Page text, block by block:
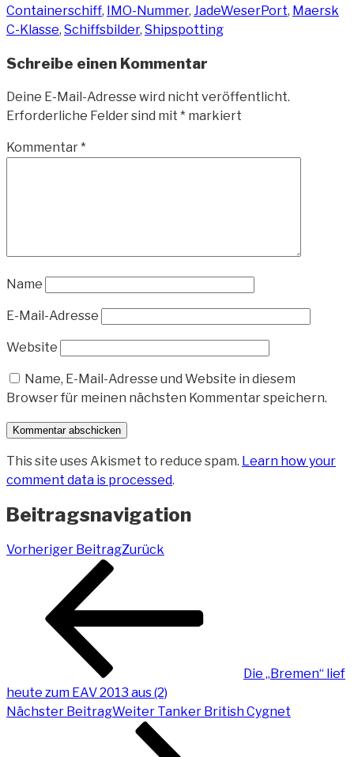
Containerschiff, IMO-Nummer, JadeWeserPort, Maersk
C-Klasse, Schiffsbilder, Shipspotting
Schreibe einen Kommentar
Deine E-Mail-Adresse wird nicht veröffentlicht.
Erforderliche Felder sind mit * markiert
Kommentar*
Name
E-Mail-Adresse
Website
Name, E-Mail-Adresse und Website in diesem
Browser für meinen nächsten Kommentar speichern.
This site uses Akismet to reduce spam. Learn how your
comment data is processed.
Beitragsnavigation
Vorheriger BeitragZurück
Die „Bremen“ lief
heute zum EAV 2013 aus (2)
Nächster BeitragWeiter Tanker British Cygnet